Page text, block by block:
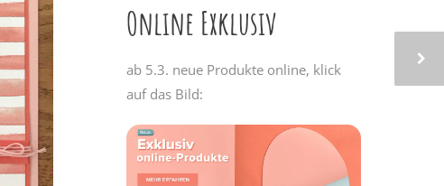
Online Exklusiv
ab 5.3. neue Produkte online, klick
auf das Bild: